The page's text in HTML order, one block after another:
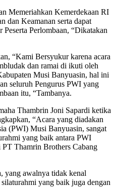
Memeriahkan Kemerdekaan RI
dan Keamanan serta dapat
Perlombaan, “Dikatakan
“Kami Bersyukur karena acara
dan ramai di ikuti oleh
Musi Banyuasin, hal ini
seluruh Pengurus PWI yang
itu, “Tambanya.
Thambrin Joni Sapardi ketika
“Acara yang diadakan
(PWI) Musi Banyuasin, sangat
yang baik antara PWI
Thamrin Brothers Cabang
yang awalnya tidak kenal
yang baik juga dengan